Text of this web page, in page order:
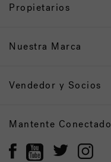
Propietarios
Nuestra Marca
Vendedor y Socios
Mantente Conectado